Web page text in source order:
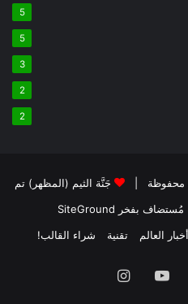
5
5
3
2
2
جَنَّة الثيم (المظهر) تم
| مُستضاف بفخر SiteGround
أخبار العالم تقنية شراء القالب!
تويتر يوتيوب